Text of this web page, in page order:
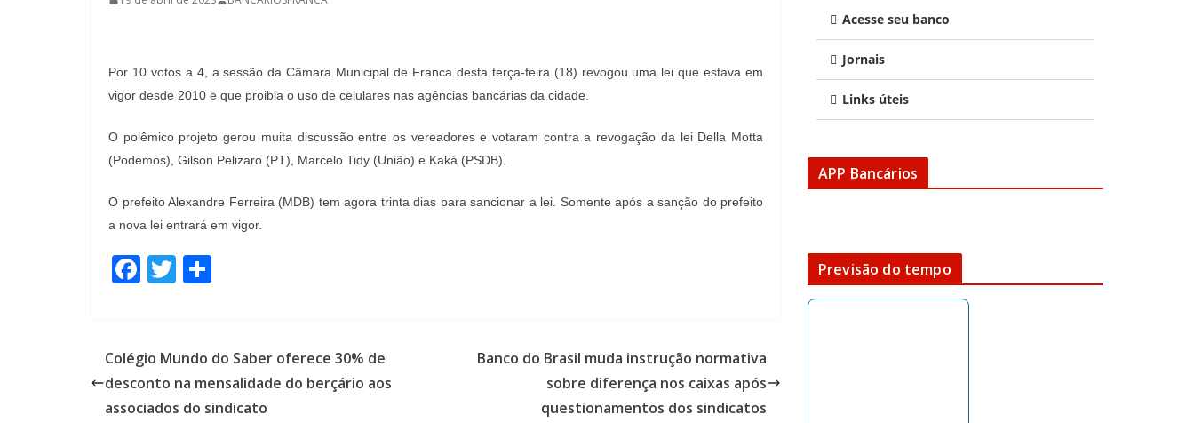
Por 10 votos a 4, a sessão da Câmara Municipal de Franca desta terça-feira (18) revogou uma lei que estava em
vigor desde 2010 e que proibia o uso de celulares nas agências bancárias da cidade.
O polêmico projeto gerou muita discussão entre os vereadores e votaram contra a revogação da lei Della Motta
(Podemos), Gilson Pelizaro (PT), Marcelo Tidy (União) e Kaká (PSDB).
O prefeito Alexandre Ferreira (MDB) tem agora trinta dias para sancionar a lei. Somente após a sanção do prefeito
a nova lei entrará em vigor.
F
b
o
o
T
er e
Colégio Mundo do Saber oferece 30% de
desconto na mensalidade do berçário aos
associados do sindicato
Banco do Brasil muda instrução normativa
sobre diferença nos caixas após
questionamentos dos sindicatos
Acesse seu banco
Jornais
Links úteis
APP Bancários
Previsão do tempo